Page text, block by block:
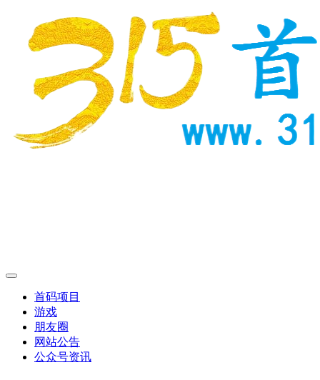
首码项目
游戏
朋友圈
网站公告
公众号资讯